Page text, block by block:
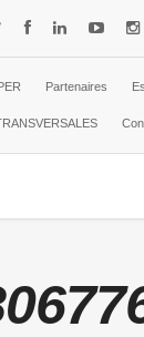
Partenaires